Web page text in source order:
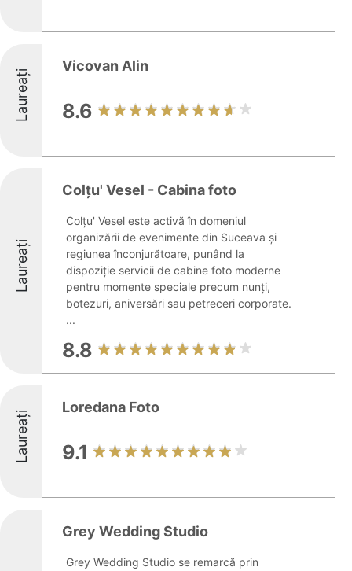
Laureați
Vicovan Alin
8.6
Laureați
Colțu' Vesel - Cabina foto
Colțu' Vesel este activă în domeniul
organizării de evenimente din Suceava și
regiunea înconjurătoare, punând la
dispoziție servicii de cabine foto moderne
pentru momente speciale precum nunți,
botezuri, aniversări sau petreceri corporate.
...
8.8
Laureați
Loredana Foto
9.1
Grey Wedding Studio
Grey Wedding Studio se remarcă prin